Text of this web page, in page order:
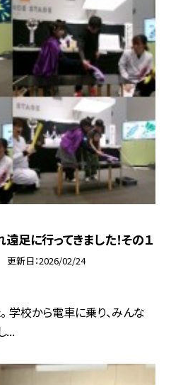
に行ってきました！その１
更新日 2026/02/24
学校から電車に乗り、みんな
...